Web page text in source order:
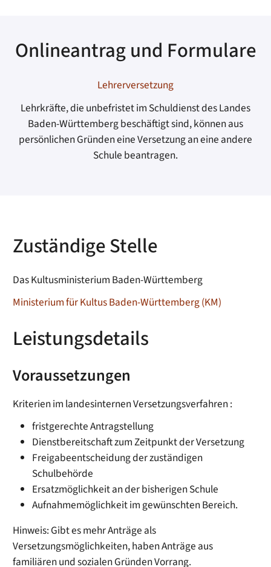
Onlineantrag und Formulare
Lehrerversetzung
Lehrkräfte, die unbefristet im Schuldienst des Landes
Baden-Württemberg beschäftigt sind, können aus
persönlichen Gründen eine Versetzung an eine andere
Schule beantragen.
Zuständige Stelle
Das Kultusministerium Baden-Württemberg
Ministerium für Kultus Baden-Württemberg (KM)
Leistungsdetails
Voraussetzungen
Kriterien im landesinternen Versetzungsverfahren :
fristgerechte Antragstellung
Dienstbereitschaft zum Zeitpunkt der Versetzung
Freigabeentscheidung der zuständigen
Schulbehörde
Ersatzmöglichkeit an der bisherigen Schule
Aufnahmemöglichkeit im gewünschten Bereich.
Hinweis: Gibt es mehr Anträge als
Versetzungsmöglichkeiten, haben Anträge aus
familiären und sozialen Gründen Vorrang.